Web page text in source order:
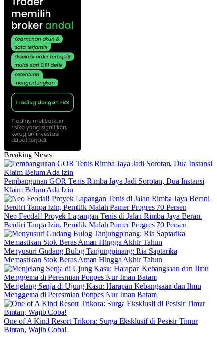
Breaking News
Pembangunan GOR Tenis Rimba Jaya Jadi Sorotan, Dua Instansi
Klaim Belum Ada Izin
Neo Feodal! Proyek Lapangan Tenis di Jalan Rimba Jaya Berani
Berdiri Tanpa Izin, Pemilik Malah Pamer Progres 70 Persen
Menyusuri Gudang Bulog Tanjungpinang: Ria Saptarika
Memastikan Stok Beras Aman Hingga Akhir Tahun
Menjelang Senja di Ujung Kasu: Harapan Kebangsaan dan Ilmu
Menggema di Peresmian Ponpes Nur Iman Batam
One of A Kind Resort Trikora: Surga Eksklusif di Pesisir Timur
Bintan, Wajib Coba!